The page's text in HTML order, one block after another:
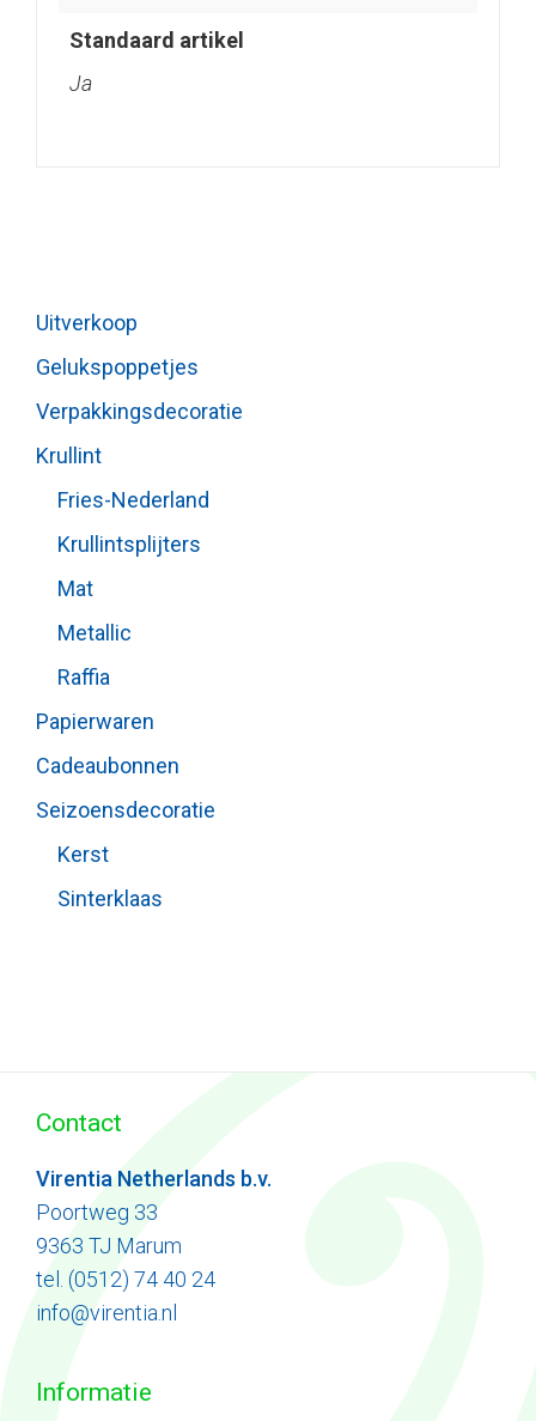
Standaard artikel
Ja
Uitverkoop
Gelukspoppetjes
Verpakkingsdecoratie
Krullint
Fries-Nederland
Krullintsplijters
Mat
Metallic
Raffia
Papierwaren
Cadeaubonnen
Seizoensdecoratie
Kerst
Sinterklaas
Contact
Virentia Netherlands b.v.
Poortweg 33
9363 TJ Marum
tel. (0512) 74 40 24
info@virentia.nl
Informatie